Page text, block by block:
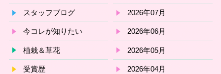
スタッフブログ
今コレが知りたい
植栽＆草花
受賞歴
2026年07月
2026年06月
2026年05月
2026年04月